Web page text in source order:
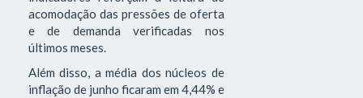
acomodação das pressões de oferta
e de demanda verificadas nos
últimos meses.
Além disso, a média dos núcleos de
inflação de junho ficaram em 4,44% e